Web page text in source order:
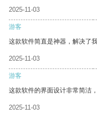
2025-11-03
游客
这款软件简直是神器，解决了
2025-11-03
游客
这款软件的界面设计非常简洁
2025-11-03